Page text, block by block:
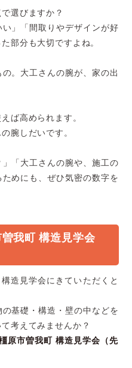
選びますか？
」「間取りやデザインが好
部分も大切ですよね。
。大工さんの腕が、家の出
ば高められます。
腕しだいです。
」「大工さんの腕や、施工の
めにも、ぜひ気密の数字を
我町 構造見学会
造見学会にきていただくと
基礎・構造・壁の中などを
考えてみませんか？
原市曽我町 構造見学会（先